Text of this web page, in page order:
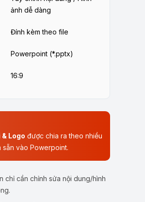
ảnh dễ dàng
Đính kèm theo file
Powerpoint (*.pptx)
16:9
Logo được chia ra theo nhiều
sẵn vào Powerpoint.
chỉ cần chỉnh sửa nội dung/hình